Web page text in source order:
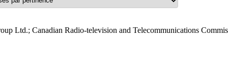
Ltd.; Canadian Radio-television and Telecommunications